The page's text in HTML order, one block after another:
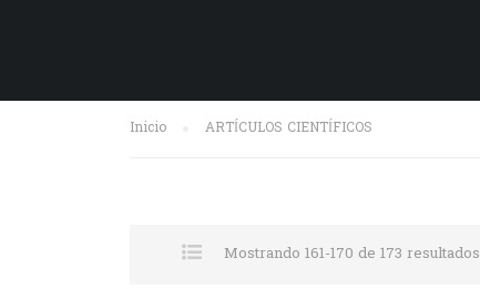
Inicio ARTÍCULOS CIENTÍFICOS
Mostrando 161-170 de 173 resultados